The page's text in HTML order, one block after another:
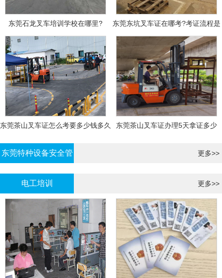
东莞石龙叉车培训学校在哪里?
东莞东坑叉车证在哪考?考证流程是
什么?需要什么资料?
东莞茶山叉车证怎么考要多少钱多久
东莞茶山叉车证办理5天拿证多少
东莞特种设备安全管
理证考证
更多>>
电工培训 更多>>